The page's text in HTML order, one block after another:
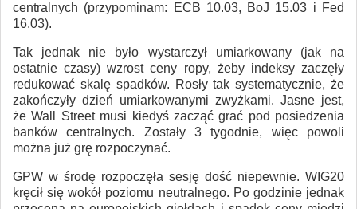
centralnych (przypominam: ECB 10.03, BoJ 15.03 i Fed
16.03).
Tak jednak nie było wystarczył umiarkowany (jak na
ostatnie czasy) wzrost ceny ropy, żeby indeksy zaczęły
redukować skalę spadków. Rosły tak systematycznie, że
zakończyły dzień umiarkowanymi zwyżkami. Jasne jest,
że Wall Street musi kiedyś zacząć grać pod posiedzenia
banków centralnych. Zostały 3 tygodnie, więc powoli
można już grę rozpoczynać.
GPW w środę rozpoczęła sesję dość niepewnie. WIG20
kręcił się wokół poziomu neutralnego. Po godzinie jednak